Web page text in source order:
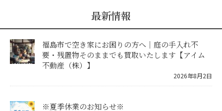
最新情報
福島市で空き家にお困りの方へ｜庭の手入れ不
要・残置物そのままでも買取いたします【アイム
不動産（株）】
2026年8月2日
※夏季休業のお知らせ※